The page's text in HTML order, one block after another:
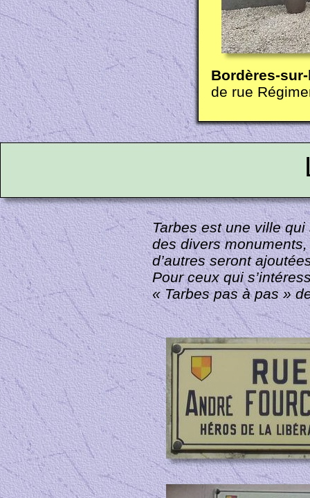
Tarbes est une ville
des divers
d’autres seront
Pour ceux qui
« Tarbes pas à pas »
Bordères-sur-
de rue